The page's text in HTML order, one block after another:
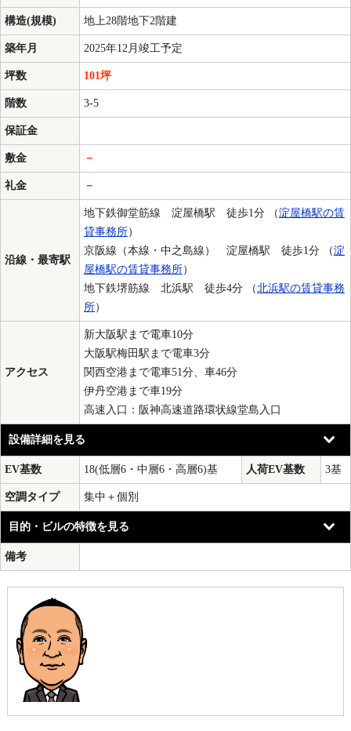
構造(規模) 地上28階地下2階建
築年月 2025年12月竣工予定
坪数 101坪
階数 3-5
保証金
敷金 －
礼金 －
沿線・最寄駅
地下鉄御堂筋線 淀屋橋駅 徒歩1分 （淀屋橋駅の賃
貸事務所）
京阪線（本線・中之島線） 淀屋橋駅 徒歩1分 （淀
屋橋駅の賃貸事務所）
地下鉄堺筋線 北浜駅 徒歩4分 （北浜駅の賃貸事務
所）
アクセス
新大阪駅まで電車10分
大阪駅梅田駅まで電車3分
関西空港まで電車51分、車46分
伊丹空港まで車19分
高速入口：阪神高速道路環状線堂島入口
設備詳細を見る
EV基数 18(低層6・中層6・高層6)基 人荷EV基数 3基
空調タイプ 集中＋個別
目的・ビルの特徴を見る
備考